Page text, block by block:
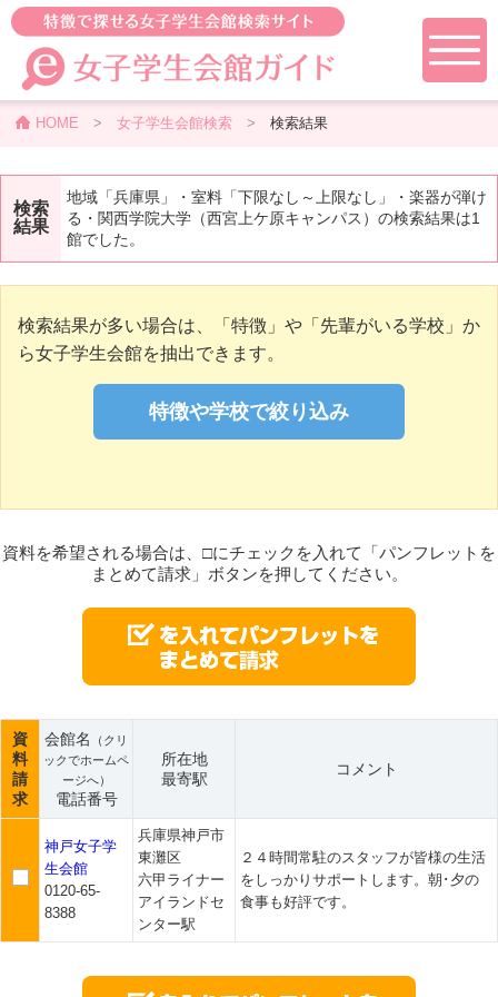
HOME > 女子学生会館検索> 検索結果
検索
結果
地域「兵庫県」・室料「下限なし～上限なし」・楽器が弾け
る・関西学院大学（西宮上ケ原キャンパス）の検索結果は1
館でした。
検索結果が多い場合は、「特徴」や「先輩がいる学校」か
ら女子学生会館を抽出できます。
資料を希望される場合は、□にチェックを入れて「パンフレットを
まとめて請求」ボタンを押してください。
資
料
請
求
会館名
（クリ
ックでホームペ
ージへ）
電話番号
所在地
最寄駅
コメント
神戸女子学
生会館
0120-65-
8388
兵庫県神戸市
東灘区
六甲ライナー
アイランドセ
ンター駅
２４時間常駐のスタッフが皆様の生活
をしっかりサポートします。朝･夕の
食事も好評です。